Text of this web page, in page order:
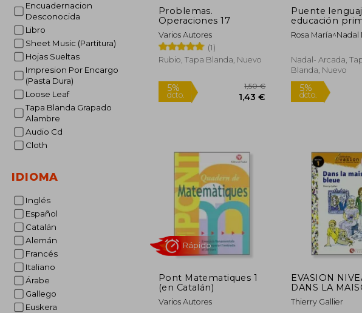
Encuadernacion
Desconocida
Libro
Sheet Music (Partitura)
Hojas Sueltas
Impresion Por Encargo
(Pasta Dura)
Loose Leaf
Tapa Blanda Grapado
Alambre
Audio Cd
Cloth
IDIOMA
Inglés
Español
Catalán
Alemán
Francés
Italiano
Árabe
Gallego
Euskera
Problemas.
Operaciones 17
Varios Autores
(1)
Rubio, Tapa Blanda, Nuevo
Rápido
Puente
educación
(paso de 4º a
Rosa María^Nadal
Nadal- Arcada,
Blanda, Nuevo
Pont Matematiques 1
(en Catalán)
Varios Autores
EVASION
DANS LA
BLEUE + CD
Lectures
Thierry Gallier